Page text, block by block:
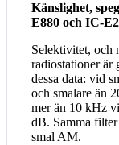
Känslighet,
E880 och IC-
Selektivitet, och
radiostationer är
dessa data: vid
och smalare än
mer än 10 kHz
dB. Samma
smal AM.